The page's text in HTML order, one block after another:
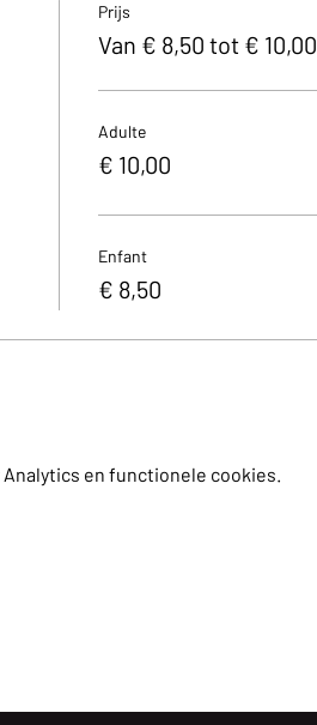
Prijs
Van € 8,50 tot € 10,00
Adulte
€ 10,00
Enfant
€ 8,50
en functionele cookies.